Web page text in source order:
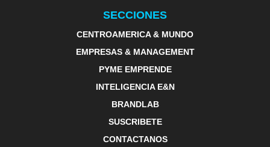
SECCIONES
CENTROAMERICA & MUNDO
EMPRESAS & MANAGEMENT
PYME EMPRENDE
INTELIGENCIA E&N
BRANDLAB
SUSCRIBETE
CONTACTANOS